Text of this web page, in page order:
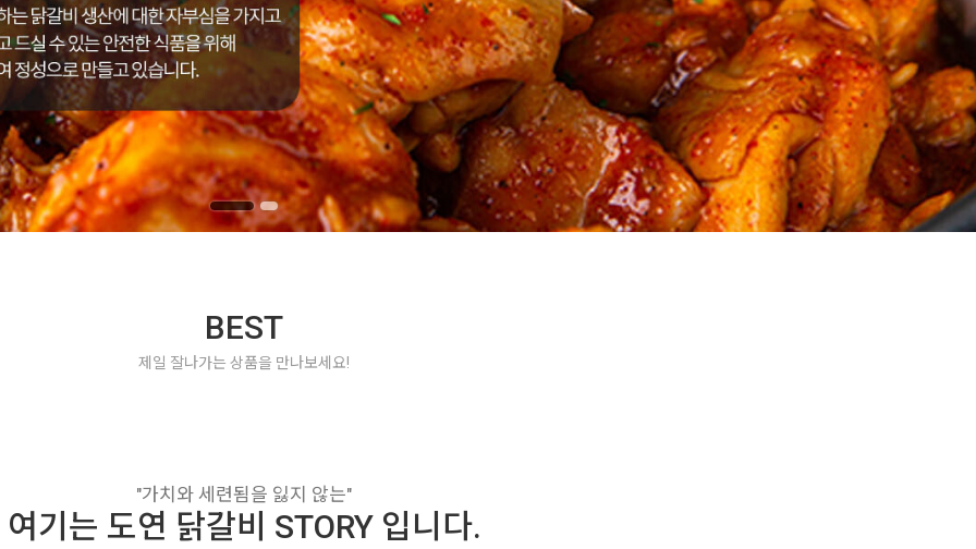
BEST
제일 잘나가는 상품을 만나보세요!
"가치와 세련됨을 잃지 않는"
여기는 도연 닭갈비 STORY 입니다.